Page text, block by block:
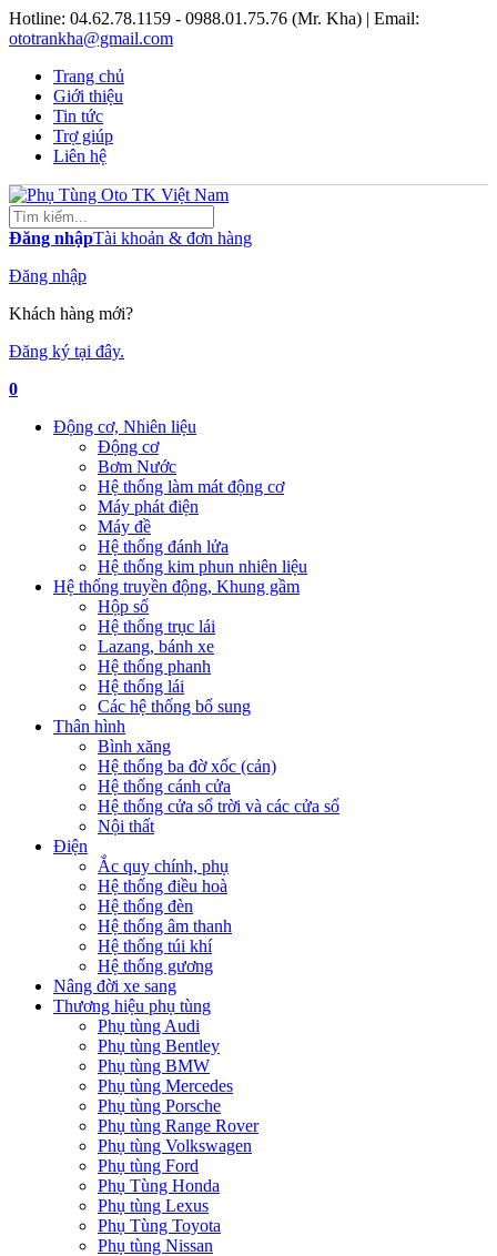
Hotline: 04.62.78.1159 - 0988.01.75.76 (Mr. Kha) | Email:
ototrankha@gmail.com
Trang chủ
Giới thiệu
Tin tức
Trợ giúp
Liên hệ
Đăng nhậpTài khoản & đơn hàng
Đăng nhập
Khách hàng mới?
Đăng ký tại đây.
0
Động cơ, Nhiên liệu
Động cơ
Bơm Nước
Hệ thống làm mát động cơ
Máy phát điện
Máy đề
Hệ thống đánh lửa
Hệ thống kim phun nhiên liệu
Hệ thống truyền động, Khung gầm
Hộp số
Hệ thống trục lái
Lazang, bánh xe
Hệ thống phanh
Hệ thống lái
Các hệ thống bổ sung
Thân hình
Bình xăng
Hệ thống ba đờ xốc (cản)
Hệ thống cánh cửa
Hệ thống cửa sổ trời và các cửa sổ
Nội thất
Điện
Ắc quy chính, phụ
Hệ thống điều hoà
Hệ thống đèn
Hệ thống âm thanh
Hệ thống túi khí
Hệ thống gương
Nâng đời xe sang
Thương hiệu phụ tùng
Phụ tùng Audi
Phụ tùng Bentley
Phụ tùng BMW
Phụ tùng Mercedes
Phụ tùng Porsche
Phụ tùng Range Rover
Phụ tùng Volkswagen
Phụ tùng Ford
Phụ Tùng Honda
Phụ tùng Lexus
Phụ Tùng Toyota
Phụ tùng Nissan